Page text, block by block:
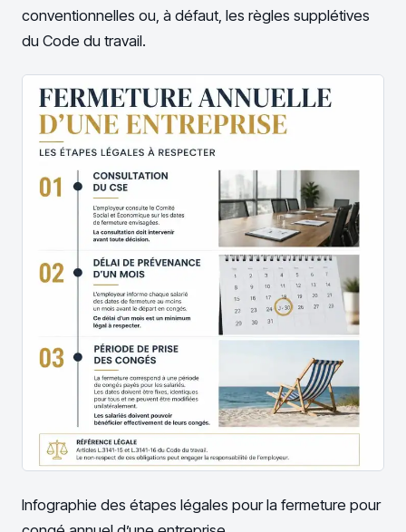
conventionnelles ou, à défaut, les règles supplétives
du Code du travail.
Infographie des étapes légales pour la fermeture pour